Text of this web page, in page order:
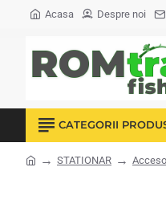
Acasa Despre noi
CATEGORII
STATIONAR